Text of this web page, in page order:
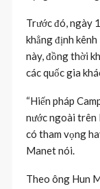
Trước đó, ngày
khẳng định
này, đồng thời
các quốc gia
“Hiến pháp
nước ngoài trên
có tham vọng
Manet nói.
Theo ông Hun